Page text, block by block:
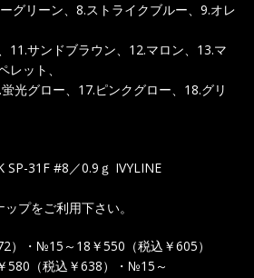
グリーン、8.ストライクブルー、9.オレ
11.サンドブラウン、12.マロン、13.マ
レット、
光グロー、17.ピンクグロー、18.グリ
SP-31F #8／0.9ｇ IVYLINE
プをご利用下さい。
）・№15～18￥550（税込￥605）
580（税込￥638）・№15～